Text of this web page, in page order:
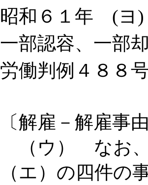
昭和６１年 (
一部認容、一部
労働判例４８８
〔解雇－解雇事
（ウ） なお、
（エ）の四件の